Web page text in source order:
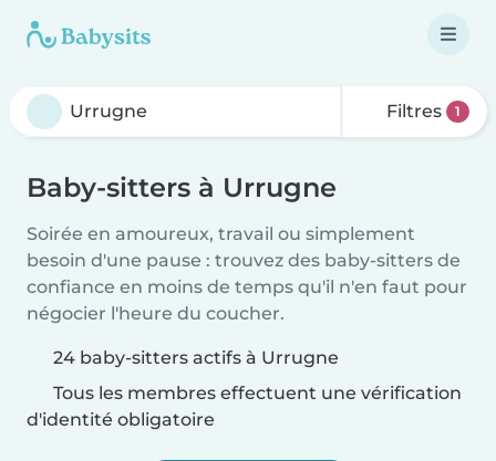
Filtres 1
Baby-sitters à Urrugne
Soirée en amoureux, travail ou simplement
besoin d'une pause : trouvez des baby-sitters de
confiance en moins de temps qu'il n'en faut pour
négocier l'heure du coucher.
24 baby-sitters actifs à Urrugne
Tous les membres effectuent une vérification
d'identité obligatoire